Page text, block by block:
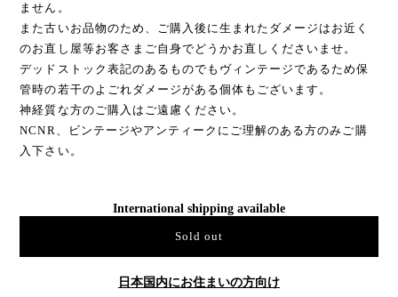
ません。
また古いお品物のため、ご購入後に生まれたダメージはお近く
のお直し屋等お客さまご自身でどうかお直しくださいませ。
デッドストック表記のあるものでもヴィンテージであるため保
管時の若干のよごれダメージがある個体もございます。
神経質な方のご購入はご遠慮ください。
NCNR、ビンテージやアンティークにご理解のある方のみご購
入下さい。
International shipping available
Sold out
日本国内にお住まいの方向け